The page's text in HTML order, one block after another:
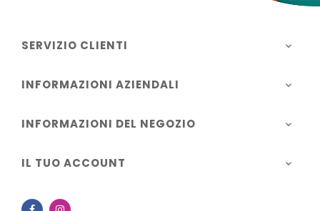
SERVIZIO CLIENTI 
INFORMAZIONI AZIENDALI 
INFORMAZIONI DEL NEGOZIO 
IL TUO ACCOUNT 